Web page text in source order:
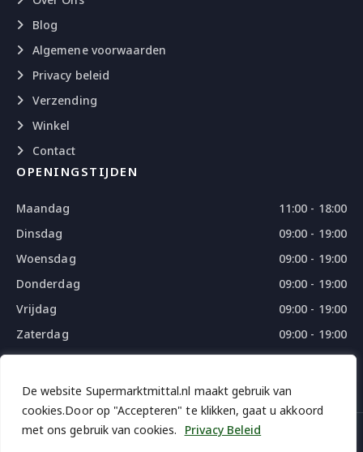
De website Supermarktmittal.nl maakt gebruik van
cookies.Door op "Accepteren" te klikken, gaat u akkoord
met ons gebruik van cookies.
Privacy Beleid
Blog
Algemene voorwaarden
Privacy beleid
Verzending
Winkel
Contact
OPENINGSTIJDEN
Maandag
11:00 - 18:00
Dinsdag
09:00 - 19:00
Woensdag
09:00 - 19:00
Donderdag
09:00 - 19:00
Vrijdag
09:00 - 19:00
Zaterdag
09:00 - 19:00
Zondag
09:00 - 18:00
© 2026 SUPERMARKTMITTAL - ALL RIGHTS RESERVED